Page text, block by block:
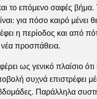
το επόμενο σαφές βήμα.
για πόσο καιρό μένει
η περίοδος και από
νέα προσπάθεια.
ως γενικό πλαίσιο
συχνά επιστρέφει
Παράλληλα